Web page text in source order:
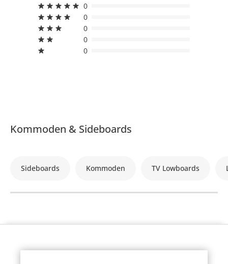
0
0
0
0
0
Kommoden & Sideboards
Sideboards Kommoden TV Lowboards